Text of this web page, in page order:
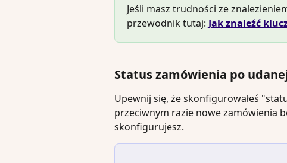
Jeśli masz trudności ze
przewodnik tutaj: Jak znaleźć
Status zamówienia po
Upewnij się, że skonfigurowałeś
przeciwnym razie nowe zamówienia
skonfigurujesz.